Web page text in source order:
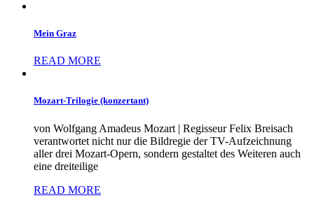
Mein Graz
READ MORE
Mozart-Trilogie (konzertant)
von Wolfgang Amadeus Mozart | Regisseur Felix Breisach
verantwortet nicht nur die Bildregie der TV-Aufzeichnung
aller drei Mozart-Opern, sondern gestaltet des Weiteren auch
eine dreiteilige
READ MORE